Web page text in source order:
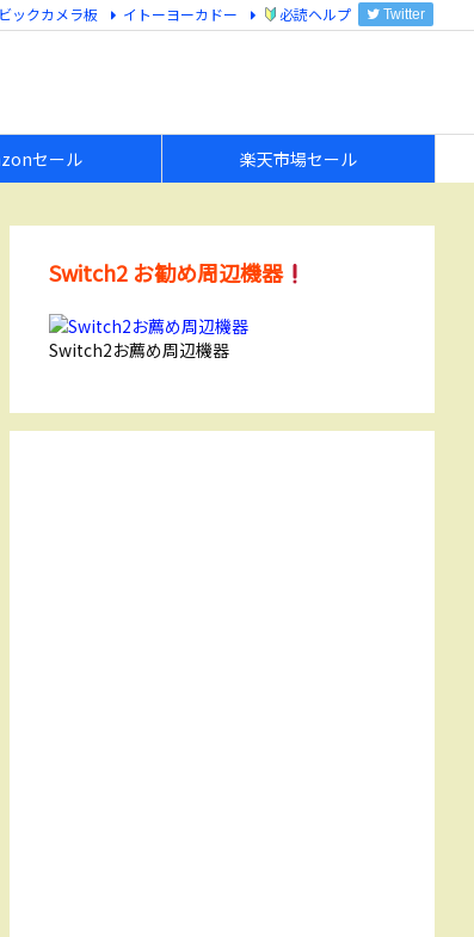
セール 楽天市場セール
ビックカメラ板 イトーヨーカドー 必読ヘルプ Twitter
Switch2 お勧め周辺機器
Switch2お薦め周辺機器